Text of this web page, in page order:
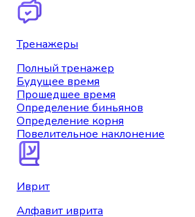
Тренажеры
Полный тренажер
Будущее время
Прошедшее время
Определение биньянов
Определение корня
Повелительное наклонение
Иврит
Алфавит иврита